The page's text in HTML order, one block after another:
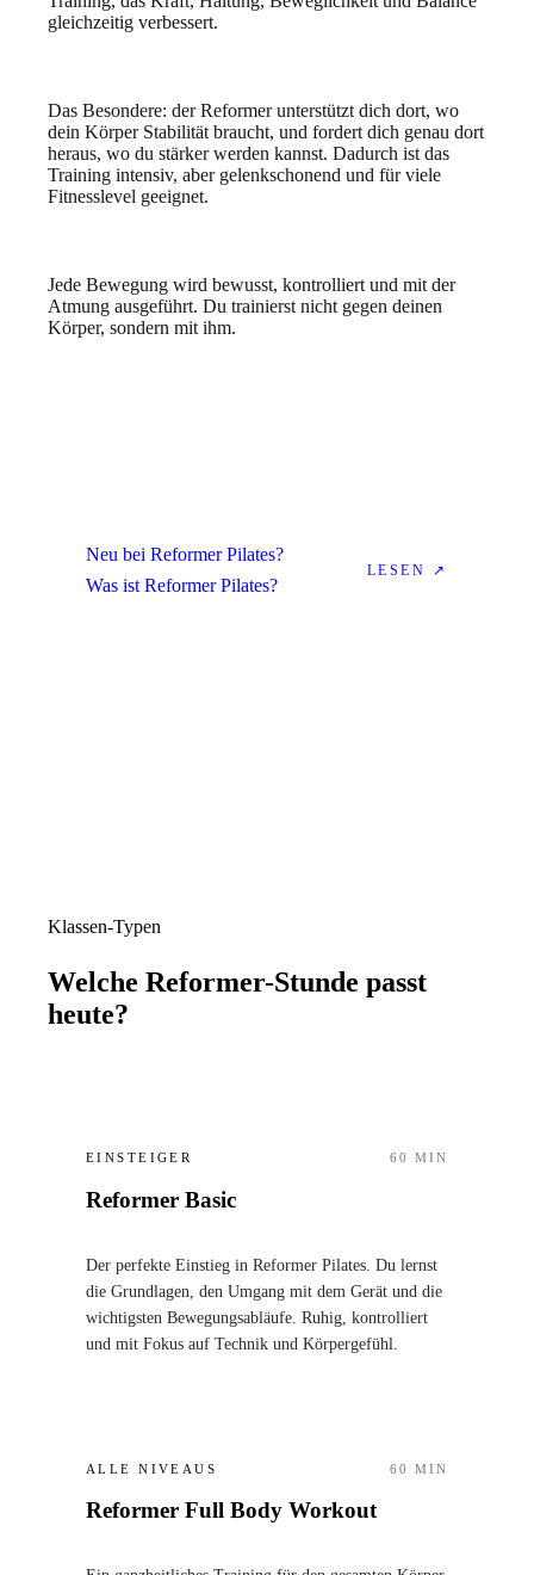
gleichzeitig verbessert.
Das Besondere: der Reformer unterstützt dich dort, wo
dein Körper Stabilität braucht, und fordert dich genau dort
heraus, wo du stärker werden kannst. Dadurch ist das
Training intensiv, aber gelenkschonend und für viele
Fitnesslevel geeignet.
Jede Bewegung wird bewusst, kontrolliert und mit der
Atmung ausgeführt. Du trainierst nicht gegen deinen
Körper, sondern mit ihm.
Neu bei Reformer Pilates?
Was ist Reformer Pilates?
LESEN ↗
Klassen-Typen
Welche Reformer-Stunde passt
heute?
EINSTEIGER 60 MIN
Reformer Basic
Der perfekte Einstieg in Reformer Pilates. Du lernst
die Grundlagen, den Umgang mit dem Gerät und die
wichtigsten Bewegungsabläufe. Ruhig, kontrolliert
und mit Fokus auf Technik und Körpergefühl.
ALLE NIVEAUS 60 MIN
Reformer Full Body Workout